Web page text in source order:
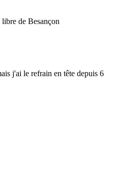
de Besançon
j'ai le refrain en tête depuis 6